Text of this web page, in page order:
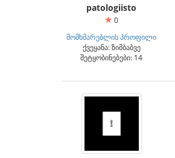
patologiisto
0
მომხმარებლის პროფილი
ქვეყანა: ზიმბაბვე
შეტყობინებები: 14